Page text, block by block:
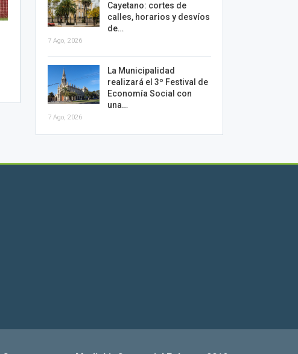
Cayetano: cortes de
calles, horarios y desvíos
de…
7 Ago, 2026
La Municipalidad
realizará el 3º Festival de
Economía Social con
una…
7 Ago, 2026